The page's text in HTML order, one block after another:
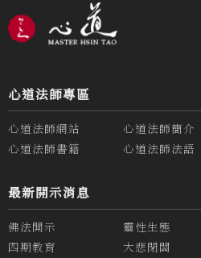
心道法師專區
心道法師網站 心道法師簡介
心道法師書籍
心道法師法語
最新開示消息
佛法開示 靈性生態
四期教育
大悲閉關